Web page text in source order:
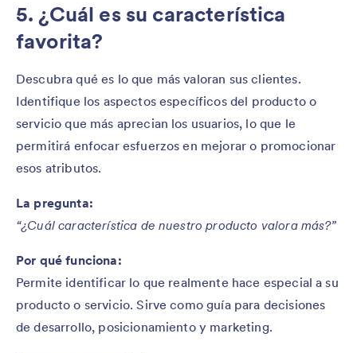
5. ¿Cuál es su característica
favorita?
Descubra qué es lo que más valoran sus clientes.
Identifique los aspectos específicos del producto o
servicio que más aprecian los usuarios, lo que le
permitirá enfocar esfuerzos en mejorar o promocionar
esos atributos.
La pregunta:
“¿Cuál característica de nuestro producto valora más?”
Por qué funciona:
Permite identificar lo que realmente hace especial a su
producto o servicio. Sirve como guía para decisiones
de desarrollo, posicionamiento y marketing.